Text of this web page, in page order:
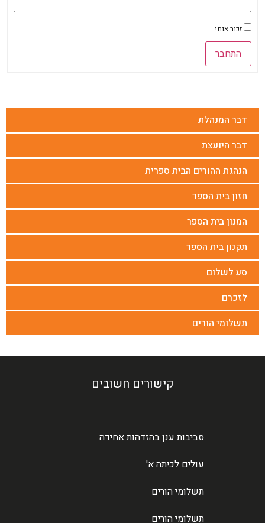
דבר המנהלת
דבר היועצת
הנהגת ההורים הבית ספרית
חזון בית הספר
המנון בית הספר
תקנון בית הספר
סע לשלום
לזכרם
תשלומי הורים
זכור אותי
התחבר
קישורים חשובים
סביבות ענן בהזדהות אחידה
עולים לכיתה א'
תשלומי הורים
תשלומי הורים